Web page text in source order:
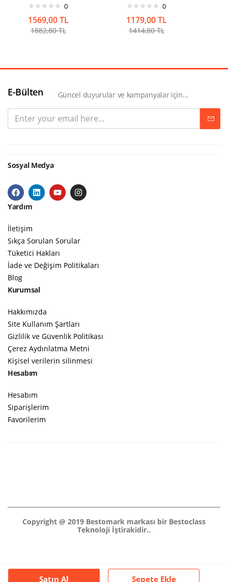
Satın Al Sepete Ekle
0
1569,00TL
1882,80TL
0
1179,00TL
1414,80TL
E-Bülten Güncel duyurular ve kampanyalar için...
Sosyal Medya
Yardım
İletişim
Sıkça Sorulan Sorular
Tüketici Hakları
İade ve Değişim Politikaları
Blog
Kurumsal
Hakkımızda
Site Kullanım Şartları
Gizlilik ve Güvenlik Politikası
Çerez Aydınlatma Metni
Kişisel verilerin silinmesi
Hesabım
Hesabım
Siparişlerim
Favorilerim
Copyright @ 2019 Bestomark markası bir Bestoclass
Teknoloji İştirakidir..